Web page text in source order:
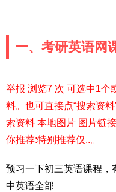
一、考研英语网
举报 浏览7 次 可选中1个
料。也可直接点“搜索资
索资料 本地图片 图片链
你推荐:特别推荐仅..。
预习一下初三英语课程，
中英语全部